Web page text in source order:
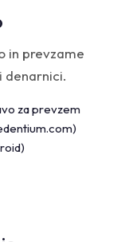
in prevzame
denarnici.
za prevzem